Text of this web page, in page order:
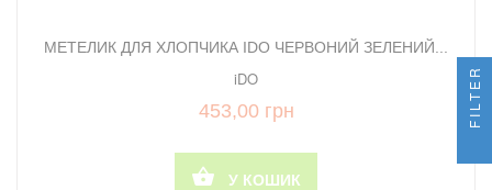
МЕТЕЛИК ДЛЯ ХЛОПЧИКА IDO ЧЕРВОНИЙ ЗЕЛЕНИЙ...
iDO
453,00 грн
У КОШИК
FILTER